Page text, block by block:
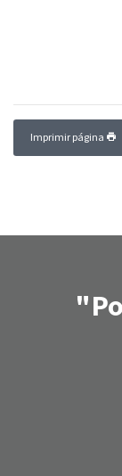
Imprimir página